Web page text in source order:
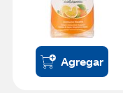
Agregar